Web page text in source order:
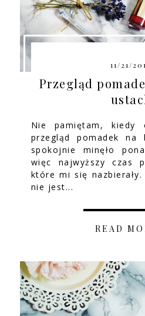
11/21/
Przegląd
Nie pamiętam, kiedy
przegląd pomadek na
spokojnie minęło
więc najwyższy czas
które mi się
nie jest...
READ